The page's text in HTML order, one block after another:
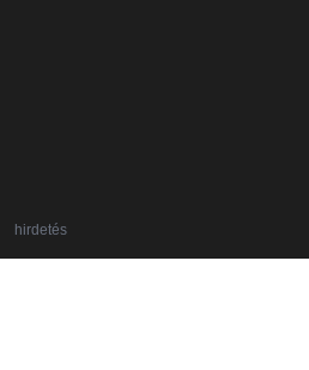
hirdetés